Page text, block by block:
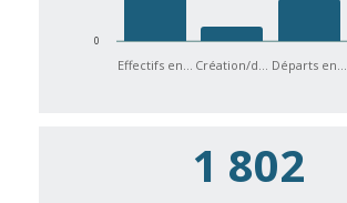
Effectifs en… Création/d… Départs en…
0
1 802